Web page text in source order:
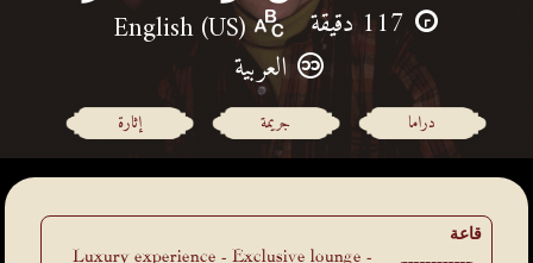
117 دقيقة
English (US)
العربية
دراما جريمة إثارة
قاعة
Luxury experience - Exclusive lounge -